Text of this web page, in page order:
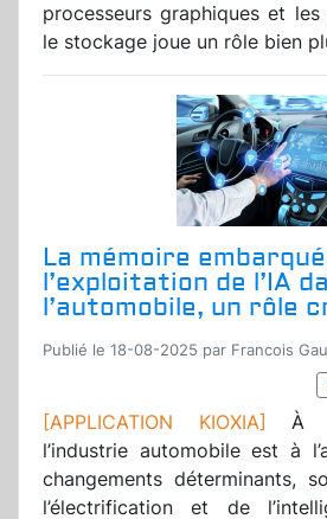
processeurs graphiques et
le stockage joue un rôle bien
La mémoire
l’exploitation de l’IA
l’automobile, un rôle
Publié le 18-08-2025 par Francois
[APPLICATION KIOXIA] À
l’industrie automobile est à
changements déterminants,
l’électrification et de